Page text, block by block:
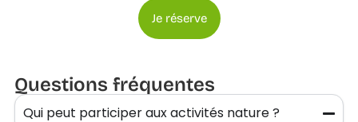
Je réserve
Questions fréquentes
Qui peut participer aux activités nature ?